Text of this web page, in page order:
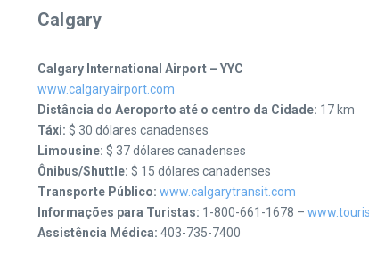
Calgary
Calgary International Airport – YYC
www.calgaryairport.com
Distância do Aeroporto até o centro da Cidade: 17 km
Táxi: $ 30 dólares canadenses
Limousine: $ 37 dólares canadenses
Ônibus/Shuttle: $ 15 dólares canadenses
Transporte Público: www.calgarytransit.com
Informações para Turistas: 1-800-661-1678 –
Assistência Médica: 403-735-7400